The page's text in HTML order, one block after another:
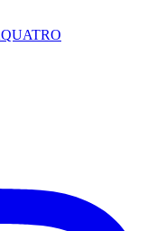
QUATRO